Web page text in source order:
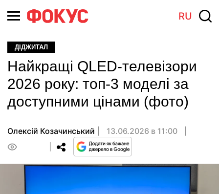
RU
ДІДЖИТАЛ
Найкращі QLED-телевізори
2026 року: топ-3 моделі за
доступними цінами (фото)
Олексій Козачинський
13.06.2026 в 11:00